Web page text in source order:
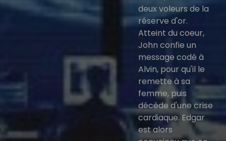
deux voleurs de la
réserve d'or.
Atteint du coeur,
John confie un
message codé à
Alvin, pour qu'il le
remette à sa
femme, puis
décède d'une crise
cardiaque. Edgar
est alors